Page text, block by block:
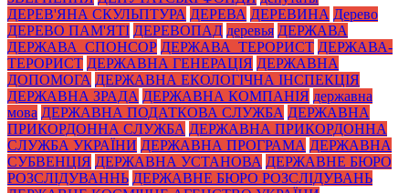
ДЕРЕВ'ЯНА СКУЛЬПТУРА ДЕРЕВА ДЕРЕВИНА Дерево
ДЕРЕВО ПАМ'ЯТІ ДЕРЕВОПАД деревья ДЕРЖАВА
ДЕРЖАВА_СПОНСОР ДЕРЖАВА_ТЕРОРИСТ ДЕРЖАВА-
ТЕРОРИСТ ДЕРЖАВНА ГЕНЕРАЦІЯ ДЕРЖАВНА
ДОПОМОГА ДЕРЖАВНА ЕКОЛОГІЧНА ІНСПЕКЦІЯ
ДЕРЖАВНА ЗРАДА ДЕРЖАВНА КОМПАНІЯ державна
мова ДЕРЖАВНА ПОДАТКОВА СЛУЖБА ДЕРЖАВНА
ПРИКОРДОННА СЛУЖБА ДЕРЖАВНА ПРИКОРДОННА
СЛУЖБА УКРАЇНИ ДЕРЖАВНА ПРОГРАМА ДЕРЖАВНА
СУБВЕНЦІЯ ДЕРЖАВНА УСТАНОВА ДЕРЖАВНЕ БЮРО
РОЗСЛІДУВАННЬ ДЕРЖАВНЕ БЮРО РОЗСЛІДУВАНЬ